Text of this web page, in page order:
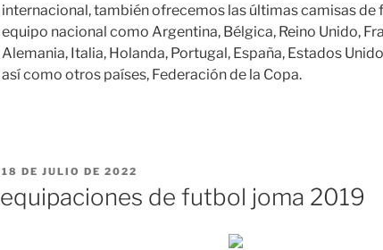
internacional, también ofrecemos las últimas camisas de
equipo nacional como Argentina, Bélgica, Reino Unido,
Alemania, Italia, Holanda, Portugal, España, Estados
así como otros países, Federación de la Copa.
PUBLICADO
18 DE JULIO DE 2022
equipaciones de futbol joma 2019